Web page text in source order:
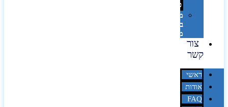
פנטון?
מיתוג
באמצעות
מדבקות
צור
קשר
ראשי
אודות
FAQ